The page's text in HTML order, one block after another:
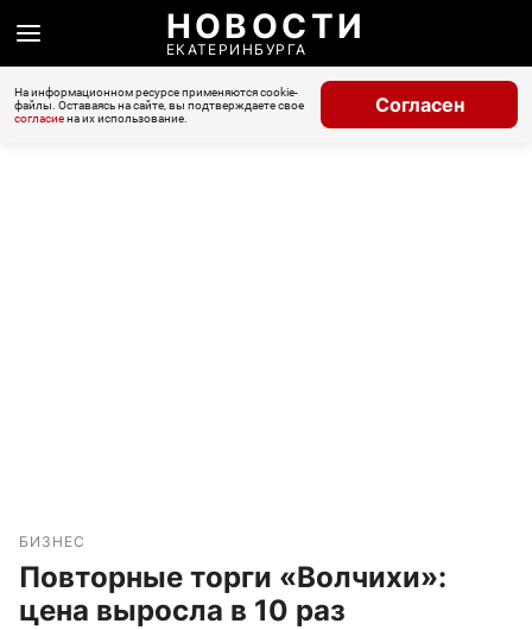
НОВОСТИ
ЕКАТЕРИНБУРГА
На информационном ресурсе применяются cookie-
файлы. Оставаясь на сайте, вы подтверждаете свое
согласиена их использование.
Согласен
БИЗНЕС
Повторные торги «Волчихи»:
цена выросла в 10 раз